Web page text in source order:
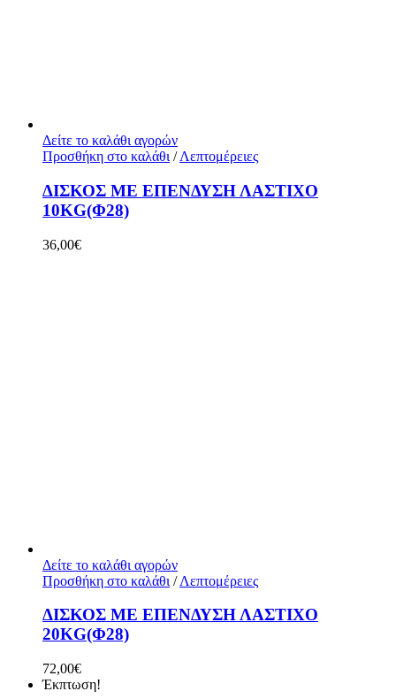
Δείτε το καλάθι αγορών
Προσθήκη στο καλάθι / Λεπτομέρειες
ΔΙΣΚΟΣ ΜΕ ΕΠΕΝΔΥΣΗ ΛΑΣΤΙΧΟ
10KG(Φ28)
36,00€
Δείτε το καλάθι αγορών
Προσθήκη στο καλάθι / Λεπτομέρειες
ΔΙΣΚΟΣ ΜΕ ΕΠΕΝΔΥΣΗ ΛΑΣΤΙΧΟ
20KG(Φ28)
72,00€
Έκπτωση!